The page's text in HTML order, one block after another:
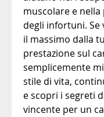
muscolare e
degli infortuni.
il massimo dalla
prestazione sul
semplicemente
stile di vita,
e scopri i segreti
vincente per un